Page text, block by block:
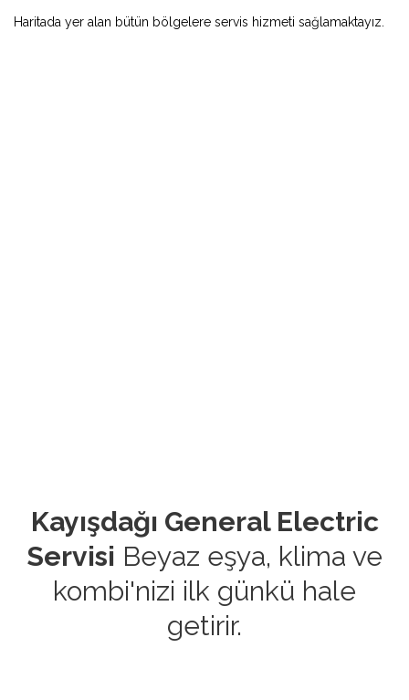
Haritada yer alan bütün bölgelere servis hizmeti sağlamaktayız.
Kayışdağı General Electric
Servisi Beyaz eşya, klima ve
kombi'nizi ilk günkü hale
getirir.